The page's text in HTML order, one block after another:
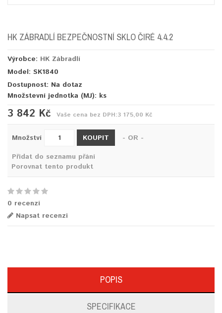
HK ZÁBRADLÍ BEZPEČNOSTNÍ SKLO ČIRÉ 4.4.2
Výrobce: HK Zábradlí
Model: SK1840
Dostupnost: Na dotaz
Množstevní jednotka (MJ): ks
3 842 Kč Vaše cena bez DPH:3 175,00 Kč
Množství KOUPIT
- OR -
Přidat do seznamu přání
Porovnat tento produkt
0 recenzí
Napsat recenzi
POPIS
SPECIFIKACE